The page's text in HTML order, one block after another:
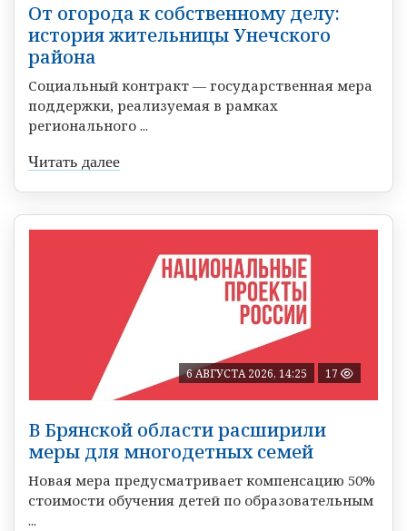
От огорода к собственному делу:
история жительницы Унечского
района
Социальный контракт — государственная мера
поддержки, реализуемая в рамках
регионального ...
Читать далее
6 АВГУСТА 2026, 14:25 17
В Брянской области расширили
меры для многодетных семей
Новая мера предусматривает компенсацию 50%
стоимости обучения детей по образовательным
...